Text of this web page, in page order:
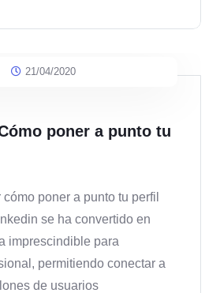
21/04/2020
poner a punto tu
poner a punto tu perfil
se ha convertido en
imprescindible para
permitiendo conectar a
de usuarios